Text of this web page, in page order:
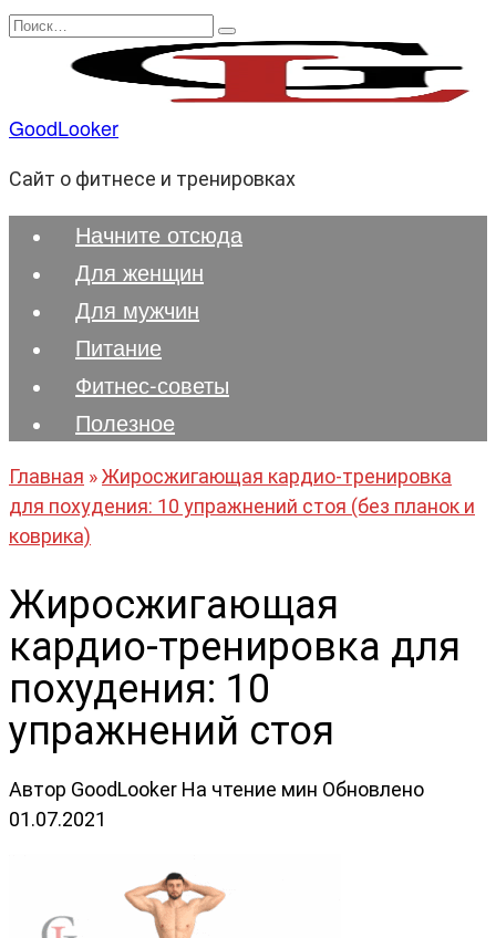
Перейти
содержанию
Search
GoodLooker
Сайт о фитнесе и тренировках
Начните отсюда
Для женщин
Для мужчин
Питание
Фитнес-советы
Полезноe
Главная »Жиросжигающая кардио-тренировка
для похудения: 10 упражнений стоя (без планок и
коврика)
Жиросжигающая
кардио-тренировка для
похудения: 10
упражнений стоя
Автор GoodLooker На чтение мин Обновлено
01.07.2021